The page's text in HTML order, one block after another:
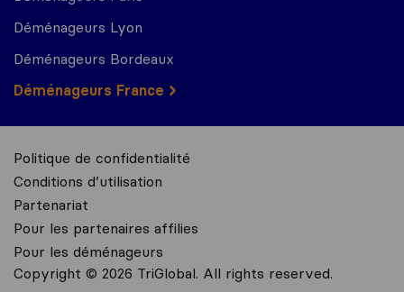
Déménageurs Lyon
Déménageurs Bordeaux
Déménageurs France
Politique de confidentialité
Conditions d’utilisation
Partenariat
Pour les partenaires affilies
Pour les déménageurs
Copyright © 2026 TriGlobal. All rights reserved.